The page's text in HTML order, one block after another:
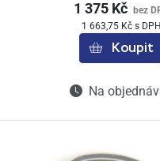
1 375 Kč
bez
1 663,75 Kč s DPH
Koupit
Na